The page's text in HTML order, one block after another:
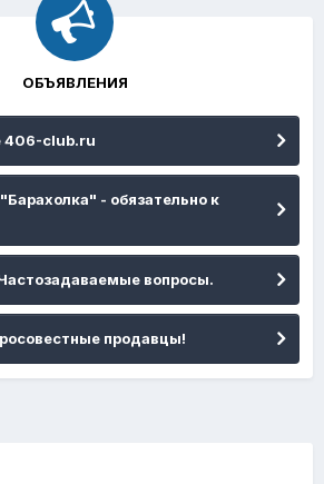
ОБЪЯВЛЕНИЯ
406-club.ru
- обязательно к
вопросы.
продавцы!